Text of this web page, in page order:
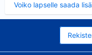
Voiko lapselle saada